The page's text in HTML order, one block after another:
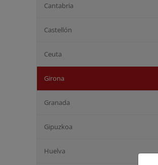
Cantabria
Castellón
Ceuta
Girona
Granada
Gipuzkoa
Huelva